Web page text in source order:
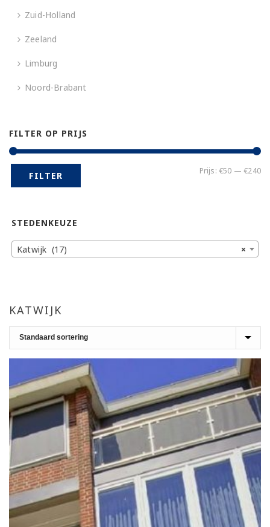
KATWIJK
Zuid-Holland
Zeeland
Limburg
Noord-Brabant
FILTER OP PRIJS
FILTER Prijs: €50 —€240
STEDENKEUZE
×
Katwijk (17)